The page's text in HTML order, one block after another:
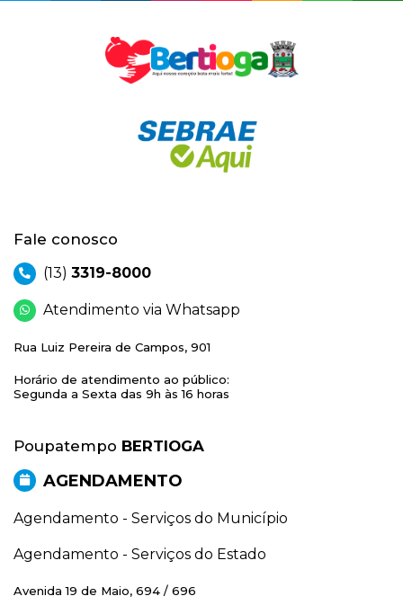
Fale conosco
(13) 3319-8000
Atendimento via Whatsapp
Rua Luiz Pereira de Campos, 901
Horário de atendimento ao público:
Segunda a Sexta das 9h às 16 horas
Poupatempo BERTIOGA
AGENDAMENTO
Agendamento - Serviços do Município
Agendamento - Serviços do Estado
Avenida 19 de Maio, 694 / 696